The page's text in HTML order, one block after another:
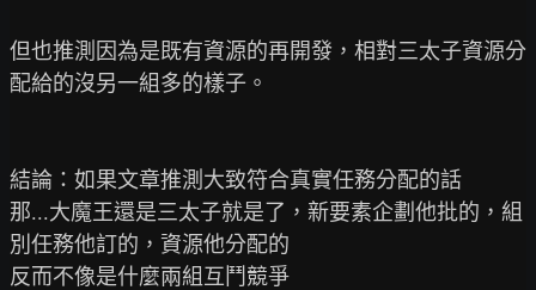
但也推測因為是既有資源的再開發，相對三太子資源分
配給的沒另一組多的樣子。
結論：如果文章推測大致符合真實任務分配的話
那...大魔王還是三太子就是了，新要素企劃他批的，組
別任務他訂的，資源他分配的
反而不像是什麼兩組互鬥競爭